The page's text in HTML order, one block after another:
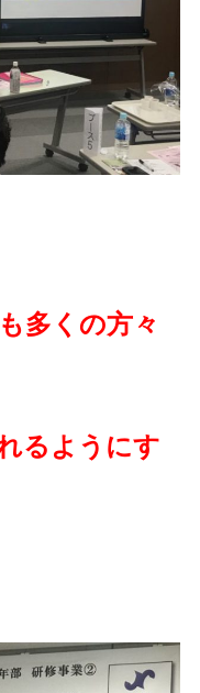
多くの方々
るようにす